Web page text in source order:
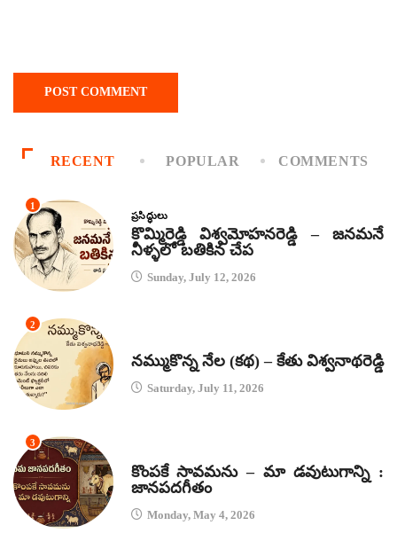
RECENT POPULAR COMMENTS
1
ప్రసిద్ధులు
కొమ్మిరెడ్డి విశ్వమోహనరెడ్డి – జనమనే
నీళ్ళలో బతికిన చేప
Sunday, July 12, 2026
2
నమ్ముకొన్న నేల (కథ) – కేతు విశ్వనాథరెడ్డి
Saturday, July 11, 2026
3
కొంపకే సావమను – మా డవుటుగాన్ని :
జానపదగీతం
Monday, May 4, 2026